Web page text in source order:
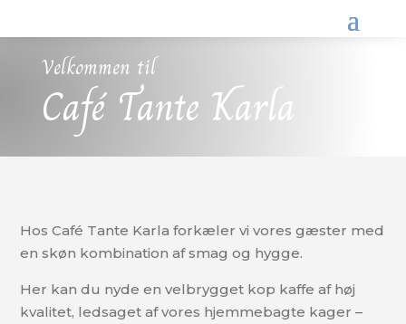
Velkommen til
Café Tante Karla
Hos Café Tante Karla forkæler vi vores gæster med
en skøn kombination af smag og hygge.
Her kan du nyde en velbrygget kop kaffe af høj
kvalitet, ledsaget af vores hjemmebagte kager –